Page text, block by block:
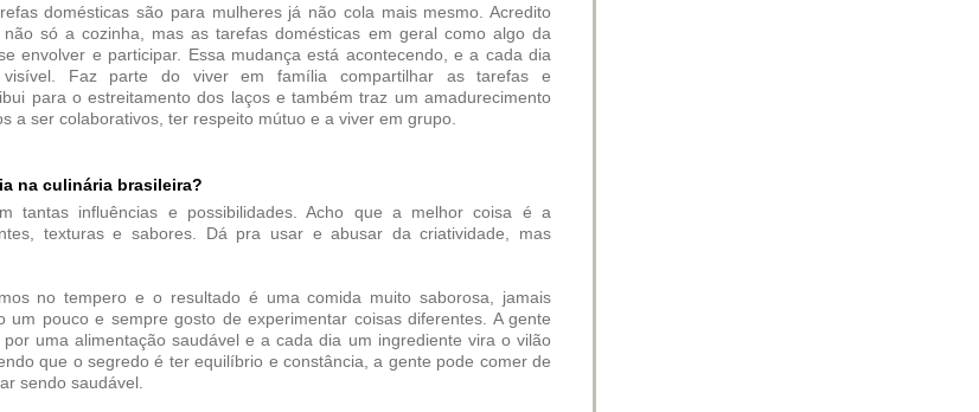
domésticas são para mulheres já não cola mais mesmo. Acredito
só a cozinha, mas as tarefas domésticas em geral como algo da
envolver e participar. Essa mudança está acontecendo, e a cada dia
Faz parte do viver em família compartilhar as tarefas e
para o estreitamento dos laços e também traz um amadurecimento
a ser colaborativos, ter respeito mútuo e a viver em grupo.
na culinária brasileira?
tantas influências e possibilidades. Acho que a melhor coisa é a
texturas e sabores. Dá pra usar e abusar da criatividade, mas
no tempero e o resultado é uma comida muito saborosa, jamais
um pouco e sempre gosto de experimentar coisas diferentes. A gente
uma alimentação saudável e a cada dia um ingrediente vira o vilão
que o segredo é ter equilíbrio e constância, a gente pode comer de
sendo saudável.